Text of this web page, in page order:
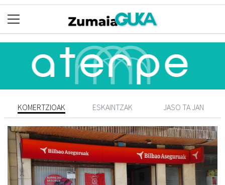
KOMERTZIOAK ESKAINTZAK JASO TA JAN